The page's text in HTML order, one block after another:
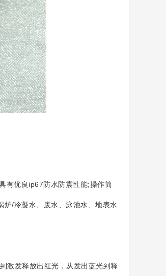
优良ip67防水防震性能;操作简
/冷凝水、废水、泳池水、地表水
发释放出红光，从发出蓝光到释